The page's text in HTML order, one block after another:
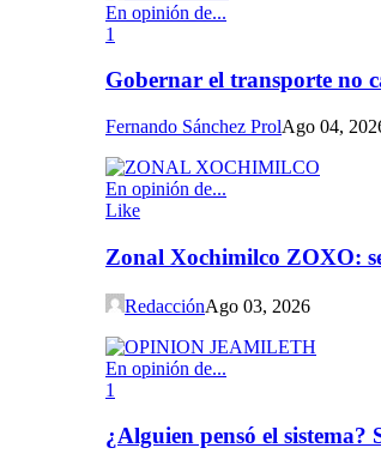
En opinión de...
1
Gobernar el transporte no
Fernando Sánchez ProlAgo 04,
En opinión de...
Like
Zonal Xochimilco ZOXO:
RedacciónAgo 03, 2026
En opinión de...
1
¿Alguien pensó el